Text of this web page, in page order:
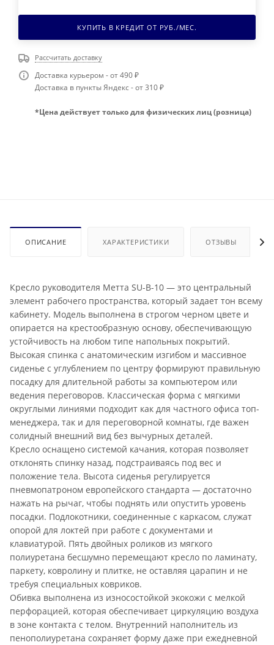
КУПИТЬ В КРЕДИТ ОТ РУБ./МЕС.
Рассчитать доставку
Доставка курьером - от 490 ₽
Доставка в пункты Яндекс - от 310 ₽
*Цена действует только для физических лиц (розница)
ОПИСАНИЕ ХАРАКТЕРИСТИКИ ОТЗЫВЫ
Кресло руководителя Метта SU-B-10 — это центральный
элемент рабочего пространства, который задает тон всему
кабинету. Модель выполнена в строгом черном цвете и
опирается на крестообразную основу, обеспечивающую
устойчивость на любом типе напольных покрытий.
Высокая спинка с анатомическим изгибом и массивное
сиденье с углублением по центру формируют правильную
посадку для длительной работы за компьютером или
ведения переговоров. Классическая форма с мягкими
округлыми линиями подходит как для частного офиса топ-
менеджера, так и для переговорной комнаты, где важен
солидный внешний вид без вычурных деталей.
Кресло оснащено системой качания, которая позволяет
отклонять спинку назад, подстраиваясь под вес и
положение тела. Высота сиденья регулируется
пневмопатроном европейского стандарта — достаточно
нажать на рычаг, чтобы поднять или опустить уровень
посадки. Подлокотники, соединенные с каркасом, служат
опорой для локтей при работе с документами и
клавиатурой. Пять двойных роликов из мягкого
полиуретана бесшумно перемещают кресло по ламинату,
паркету, ковролину и плитке, не оставляя царапин и не
требуя специальных ковриков.
Обивка выполнена из износостойкой экокожи с мелкой
перфорацией, которая обеспечивает циркуляцию воздуха
в зоне контакта с телом. Внутренний наполнитель из
пенополиуретана сохраняет форму даже при ежедневной